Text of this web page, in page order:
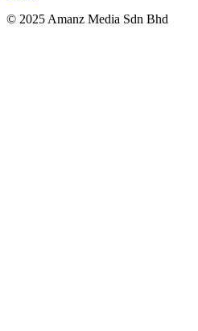
© 2025 Amanz Media Sdn Bhd